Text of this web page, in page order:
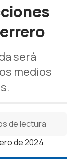
será
medios
de 2024
de lectura